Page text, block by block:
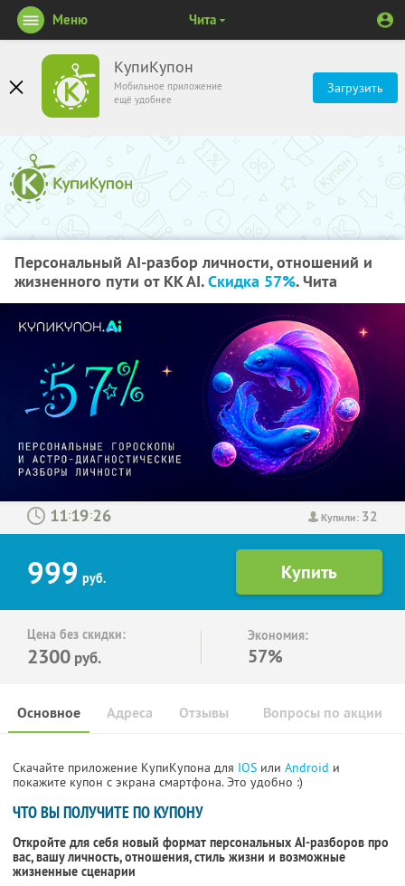
КупиКупон
Мобильное приложение
ещё удобнее
Загрузить
Меню Чита
Персональный AI-разбор личности, отношений и
жизненного пути от KK AI.Скидка 57%. Чита
Купили: 32
: :
999 руб.
Цена без скидки:
2300 руб.
Экономия:
57%
Основное Отзывы Вопросы по акции
Адреса
Скачайте приложение КупиКупона для IOS или Android и
покажите купон с экрана смартфона. Это удобно :)
ЧТО ВЫ ПОЛУЧИТЕ ПО КУПОНУ
Откройте для себя новый формат персональных AI-разборов про
вас, вашу личность, отношения, стиль жизни и возможные
жизненные сценарии